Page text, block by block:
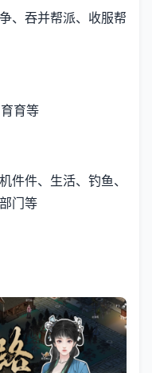
、吞并帮派、收服帮
育等
件件、生活、钓鱼、
门等